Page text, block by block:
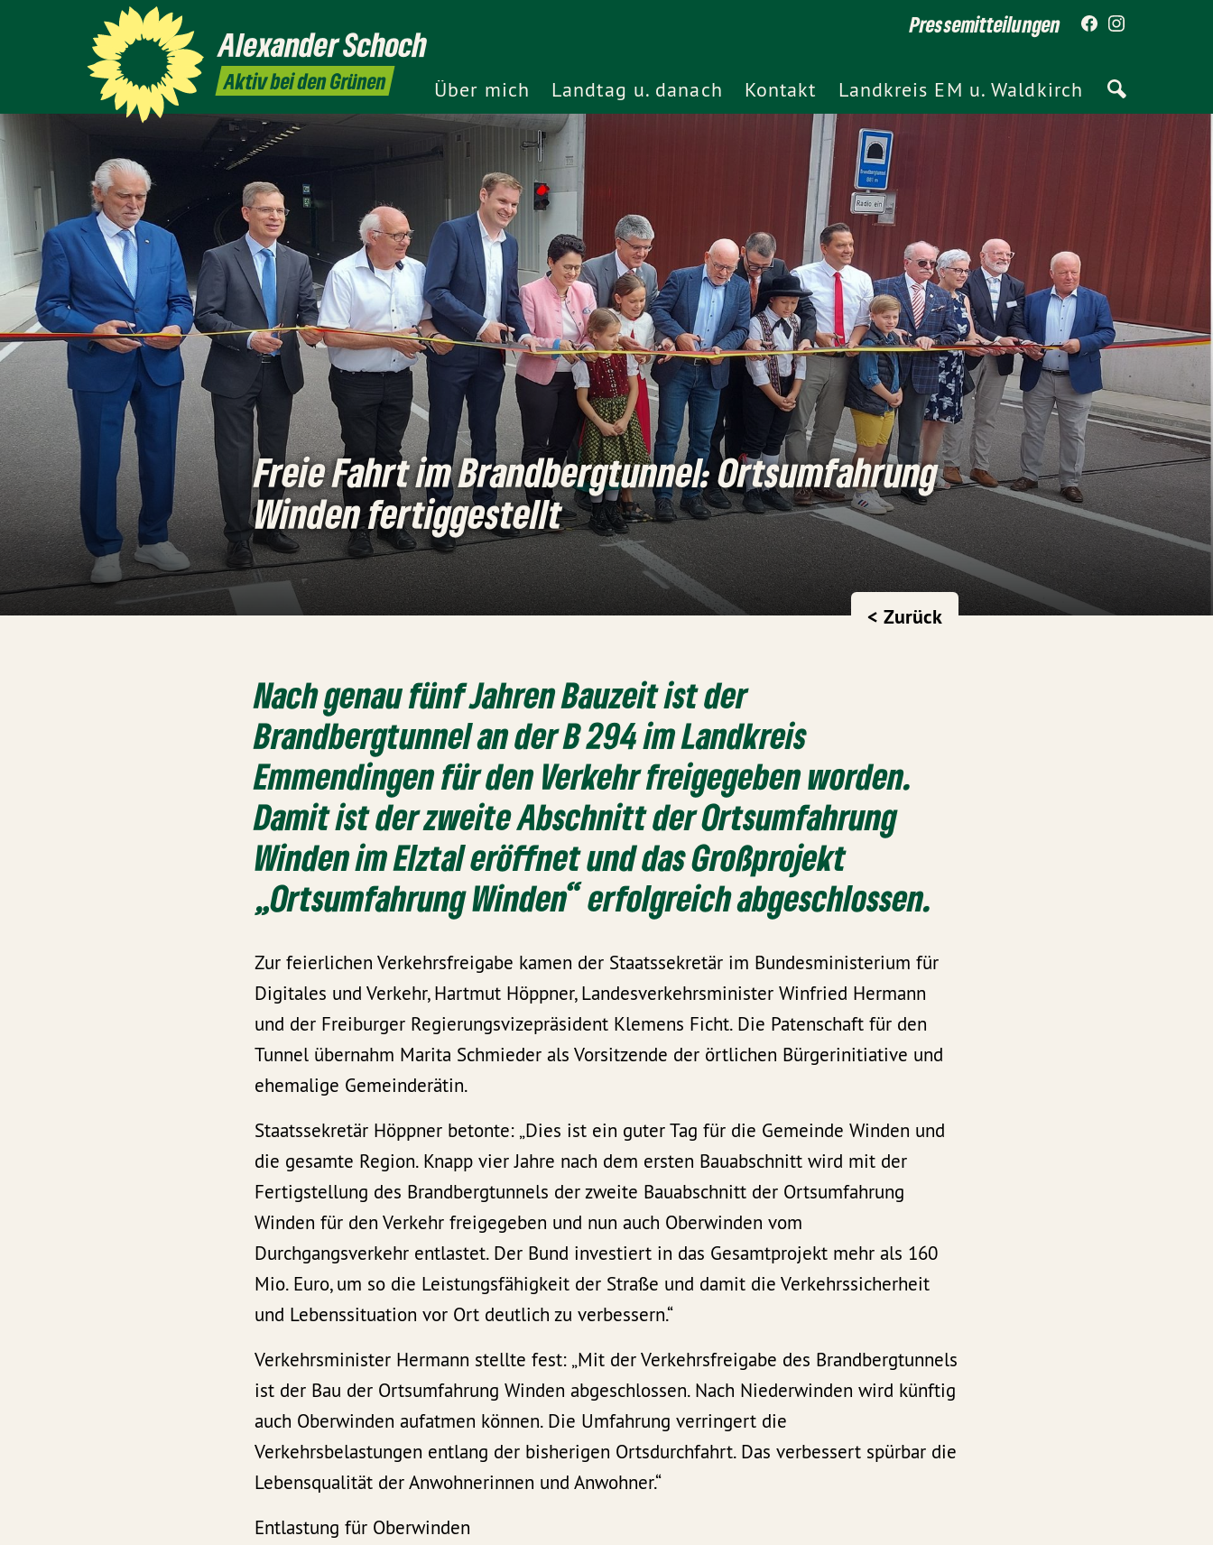
AlexanderSchoch
Aktiv bei den Grünen
Pressemitteilungen
Über mich Landtag u. danach Kontakt Landkreis EM u. Waldkirch
Freie Fahrt im Brandbergtunnel: Ortsumfahrung
Winden fertiggestellt
< Zurück
Nach genau fünf Jahren Bauzeit ist der
Brandbergtunnel an der B 294 im Landkreis
Emmendingen für den Verkehr freigegeben worden.
Damit ist der zweite Abschnitt der Ortsumfahrung
Winden im Elztal eröffnet und das Großprojekt
„Ortsumfahrung Winden“ erfolgreich abgeschlossen.
Zur feierlichen Verkehrsfreigabe kamen der Staatssekretär im Bundesministerium für
Digitales und Verkehr, Hartmut Höppner, Landesverkehrsminister Winfried Hermann
und der Freiburger Regierungsvizepräsident Klemens Ficht. Die Patenschaft für den
Tunnel übernahm Marita Schmieder als Vorsitzende der örtlichen Bürgerinitiative und
ehemalige Gemeinderätin.
Staatssekretär Höppner betonte: „Dies ist ein guter Tag für die Gemeinde Winden und
die gesamte Region. Knapp vier Jahre nach dem ersten Bauabschnitt wird mit der
Fertigstellung des Brandbergtunnels der zweite Bauabschnitt der Ortsumfahrung
Winden für den Verkehr freigegeben und nun auch Oberwinden vom
Durchgangsverkehr entlastet. Der Bund investiert in das Gesamtprojekt mehr als 160
Mio. Euro, um so die Leistungsfähigkeit der Straße und damit die Verkehrssicherheit
und Lebenssituation vor Ort deutlich zu verbessern.“
Verkehrsminister Hermann stellte fest: „Mit der Verkehrsfreigabe des Brandbergtunnels
ist der Bau der Ortsumfahrung Winden abgeschlossen. Nach Niederwinden wird künftig
auch Oberwinden aufatmen können. Die Umfahrung verringert die
Verkehrsbelastungen entlang der bisherigen Ortsdurchfahrt. Das verbessert spürbar die
Lebensqualität der Anwohnerinnen und Anwohner.“
Entlastung für Oberwinden